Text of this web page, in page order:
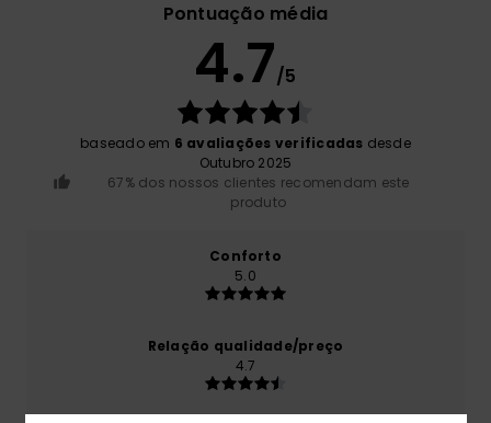
Pontuação média
4.7/5
baseado em 6 avaliações verificadas desde
Outubro 2025
67% dos nossos clientes recomendam este
produto
Conforto
5.0
Relação qualidade/preço
4.7